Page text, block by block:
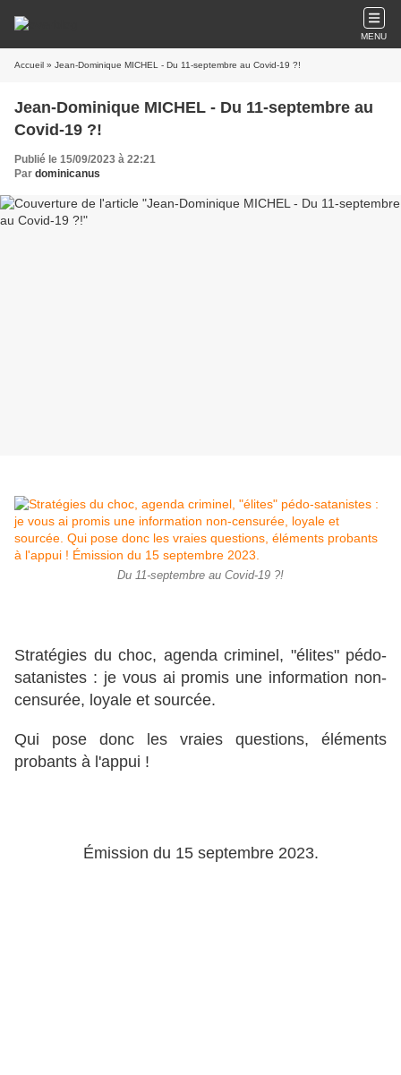
MENU
Accueil » Jean-Dominique MICHEL - Du 11-septembre au Covid-19 ?!
Jean-Dominique MICHEL - Du 11-septembre au
Covid-19 ?!
Publié le 15/09/2023 à 22:21
Par dominicanus
Du 11-septembre au Covid-19 ?!
Stratégies du choc, agenda criminel, "élites" pédo-
satanistes : je vous ai promis une information non-
censurée, loyale et sourcée.
Qui pose donc les vraies questions, éléments
probants à l'appui !
Émission du 15 septembre 2023.